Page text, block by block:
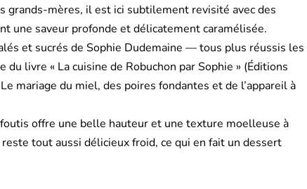
grands-mères, il est ici subtilement revisité avec des
une saveur profonde et délicatement caramélisée.
et sucrés de Sophie Dudemaine — tous plus réussis les
livre « La cuisine de Robuchon par Sophie » (Éditions
mariage du miel, des poires fondantes et de l’appareil à
offre une belle hauteur et une texture moelleuse à
tout aussi délicieux froid, ce qui en fait un dessert